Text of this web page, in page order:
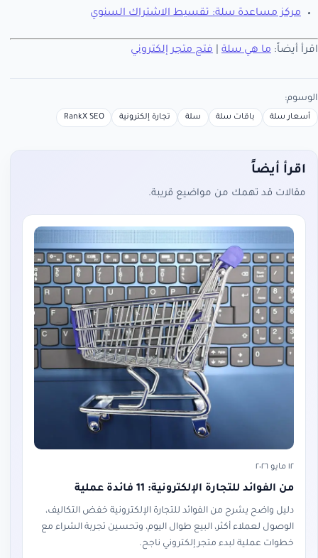
مركز مساعدة سلة: تقسيط الاشتراك السنوي
اقرأ أيضاً: ما هي سلة فتح متجر إلكتروني
الوسوم:
أسعار سلة باقات سلة سلة تجارة إلكترونية RankX SEO
اقرأ أيضاً
مقالات قد تهمك من مواضيع قريبة.
١٢ مايو ٢٠٢٦
من الفوائد للتجارة الإلكترونية: 11 فائدة عملية
دليل واضح يشرح من الفوائد للتجارة الإلكترونية خفض التكاليف،
الوصول لعملاء أكثر، البيع طوال اليوم، وتحسين تجربة الشراء مع
خطوات عملية لبدء متجر إلكتروني ناجح.